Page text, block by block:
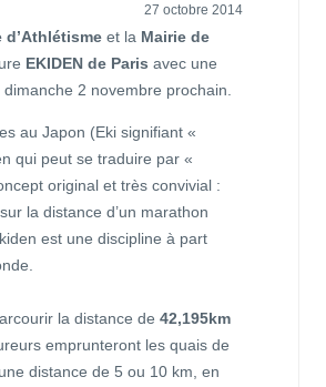
27 octobre 2014
d’Athlétisme et la Mairie de
EKIDEN de Paris avec une
2 novembre prochain.
au Japon (Eki signifiant «
qui peut se traduire par «
original et très convivial :
la distance d’un marathon
est une discipline à part
la distance de 42,195km
emprunteront les quais de
distance de 5 ou 10 km, en